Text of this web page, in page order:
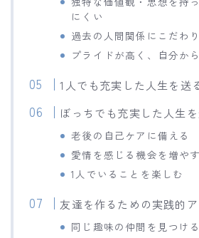
にくい
過去の人間関係にこだわ
プライドが高く、自分か
1人でも充実した人生を送
ぼっちでも充実した人生
老後の自己ケアに備える
愛情を感じる機会を増やす
1人でいることを楽しむ
友達を作るための実践的
同じ趣味の仲間を見つける